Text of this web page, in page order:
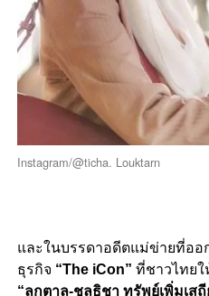
Instagram/@ticha. Louktarn
และในบรรดาอดีตแม่ข่ายที่ออ
ธุรกิจ “The iCon” ที่ชาวไทยใ
“ลูกตาล-ชลธิชา ทรัพย์เพิ่มเสถี